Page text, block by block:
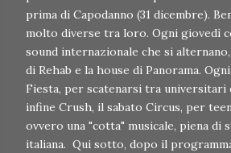
prima di Capodanno (31 dicembre).
molto diverse tra loro. Ogni giovedì
sound internazionale che si
di Rehab e la house di Panorama.
Fiesta, per scatenarsi tra universitari
infine Crush, il sabato Circus, per
ovvero una "cotta" musicale, piena di
italiana. Qui sotto, dopo il